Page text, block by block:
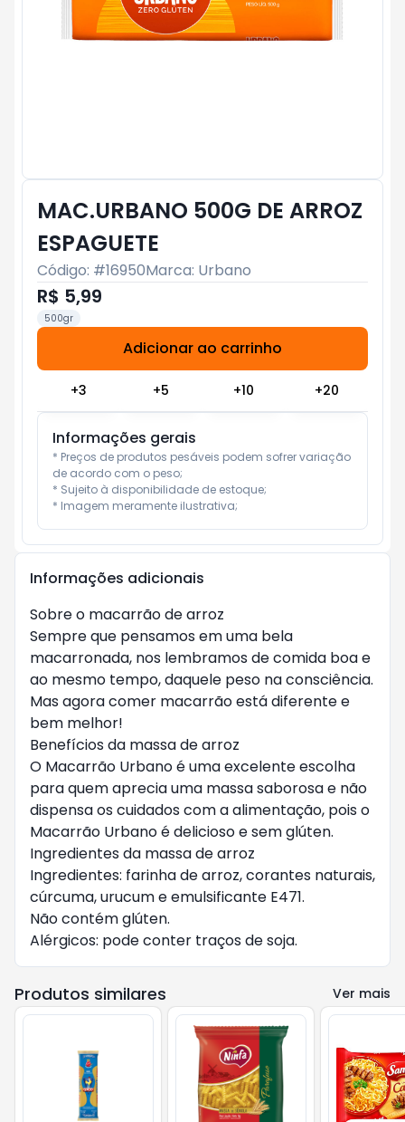
MAC.URBANO 500G DE ARROZ
ESPAGUETE
Código: #16950Marca: Urbano
R$ 5,99
500gr
Adicionar ao carrinho
+3 +5 +10 +20
Informações gerais
* Preços de produtos pesáveis podem sofrer variação
de acordo com o peso;
* Sujeito à disponibilidade de estoque;
* Imagem meramente ilustrativa;
Informações adicionais
Sobre o macarrão de arroz
Sempre que pensamos em uma bela
macarronada, nos lembramos de comida boa e
ao mesmo tempo, daquele peso na consciência.
Mas agora comer macarrão está diferente e
bem melhor!
Benefícios da massa de arroz
O Macarrão Urbano é uma excelente escolha
para quem aprecia uma massa saborosa e não
dispensa os cuidados com a alimentação, pois o
Macarrão Urbano é delicioso e sem glúten.
Ingredientes da massa de arroz
Ingredientes: farinha de arroz, corantes naturais,
cúrcuma, urucum e emulsificante E471.
Não contém glúten.
Alérgicos: pode conter traços de soja.
Produtos similares Ver mais